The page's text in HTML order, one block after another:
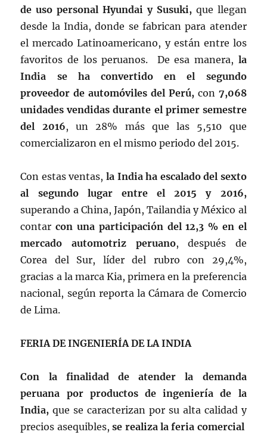
de uso personal Hyundai y Susuki,que llegan
desde la India, donde se fabrican para atender
el mercado Latinoamericano, y están entre los
favoritos de los peruanos. De esa manera, la
India se ha convertido en el segundo
proveedor de automóviles del Perú,con 7,068
unidades vendidas durante el primer semestre
del 2016, un 28% más que las 5,510 que
comercializaron en el mismo periodo del 2015.
Con estas ventas, la India ha escalado del sexto
al segundo lugar entre el 2015 y 2016,
superando a China, Japón, Tailandia y México al
contarcon una participación del 12,3 % en el
mercado automotriz peruano, después de
Corea del Sur, líder del rubro con 29,4%,
gracias a la marca Kia, primera en la preferencia
nacional, según reporta la Cámara de Comercio
de Lima.
FERIA DE INGENIERÍA DE LA INDIA
Con la finalidad de atender la demanda
peruana por productos de ingeniería de la
India, que se caracterizan por su alta calidad y
precios asequibles,se realiza la feria comercial